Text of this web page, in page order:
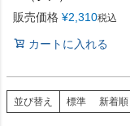
販売価格 ¥2,310税込
カートに入れる
並び替え 標準 新着順